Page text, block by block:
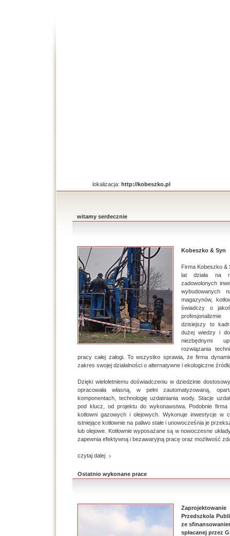
lokalizacja: http://kobeszko.pl
witamy serdecznie
Kobeszko & Syn
Firma Kobeszko &
lat działa na
zadowolonych
wybudowanych
magazynów,
świadczy o
dzisiejszy to
dużej wiedzy i
niezbędnymi
rozwiązania
pracy całej załogi. To wszystko sprawia, że firma
zakres swojej działalności o alternatywne i ekologiczne
Dzięki wieloletniemu doświadczeniu w dziedzinie
opracowała własną, w pełni zautomatyzowaną,
komponentach, technologię uzdatniania wody. Stacje
pod klucz, od projektu do wykonawstwa. Podobnie firma
kotłowni gazowych i olejowych. Wykonuje inwestycje w
istniejące kotłownie na paliwo stałe i unowocześnia je
lub olejowe. Kotłownie wyposażane są w nowoczesne
zapewnia efektywną i bezawaryjną pracę oraz możliwość
czytaj dalej
Ostatnio wykonane prace
Przedszkola
ze
spłacanej przez